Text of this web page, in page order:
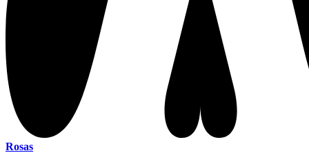
Rosas